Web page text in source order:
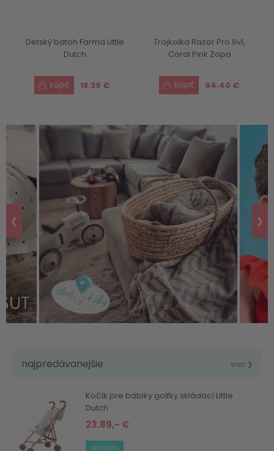
Detský batoh Farma Little
Dutch
18.39 €
Trojkolka Razor Pro 6v1,
Coral Pink Zopa
94.40 €
❮ ❯
najpredávanejšie viac ❯
Kočík pre bábiky golfky skládací Little
Dutch
23.89,- €
skladom